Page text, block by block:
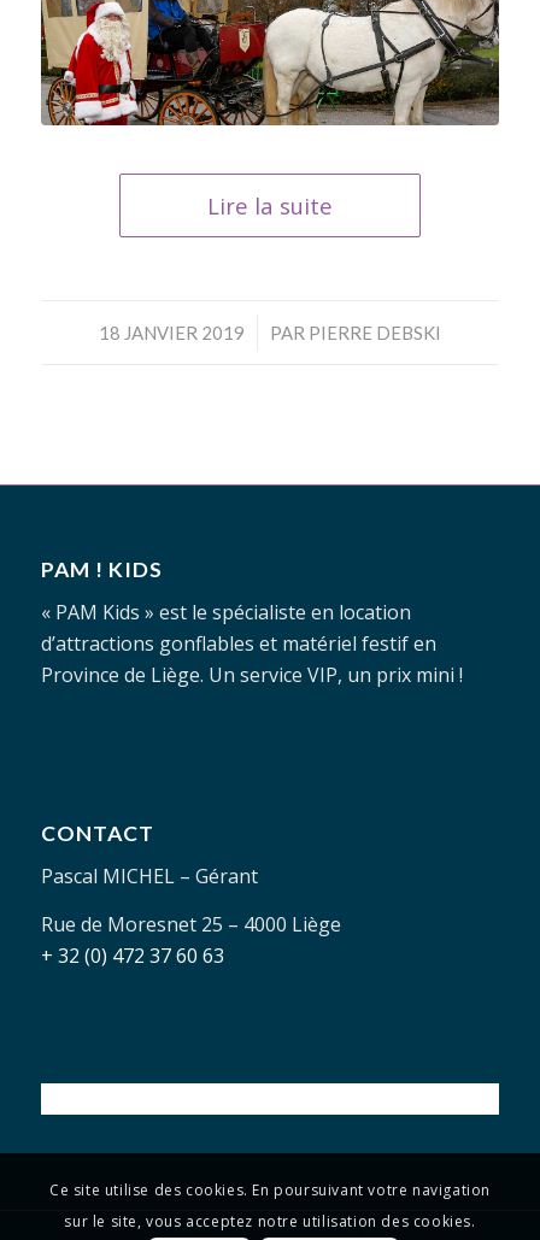
Lire la suite
18 JANVIER 2019
/ PAR PIERRE DEBSKI
PAM ! KIDS
« PAM Kids » est le spécialiste en location
d’attractions gonflables et matériel festif en
Province de Liège. Un service VIP, un prix mini !
CONTACT
Pascal MICHEL – Gérant
Rue de Moresnet 25 – 4000 Liège
+ 32 (0) 472 37 60 63
Ce site utilise des cookies. En poursuivant votre navigation
sur le site, vous acceptez notre utilisation des cookies.